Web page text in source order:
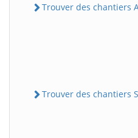
Trouver des chantiers
Trouver des chantiers